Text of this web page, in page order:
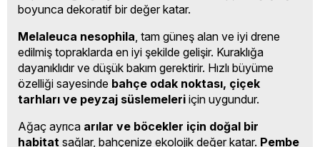
boyunca dekoratif bir değer katar.
Melaleuca nesophila , tam güneş alan ve iyi drene
edilmiş topraklarda en iyi şekilde gelişir. Kuraklığa
dayanıklıdır ve düşük bakım gerektirir. Hızlı büyüme
özelliği sayesinde bahçe odak noktası, çiçek
tarhları ve peyzaj süslemeleri için uygundur.
Ağaç ayrıca arılar ve böcekler için doğal bir
habitat sağlar, bahçenize ekolojik değer katar. Pembe